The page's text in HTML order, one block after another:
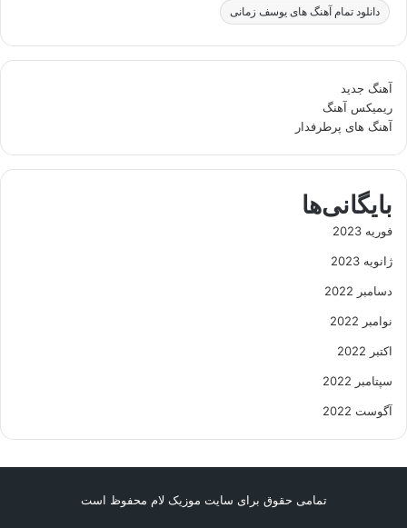
دانلود تمام آهنگ های یوسف زمانی
آهنگ جدید
ریمیکس آهنگ
آهنگ های پرطرفدار
بایگانی‌ها
فوریه 2023
ژانویه 2023
دسامبر 2022
نوامبر 2022
اکتبر 2022
سپتامبر 2022
آگوست 2022
تمامی حقوق برای سایت موزیک لام محفوظ است